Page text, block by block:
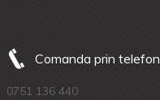
Comanda prin telefon
0751 136 440